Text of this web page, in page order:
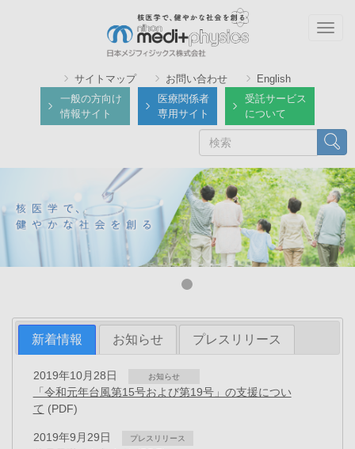
サイトマップ お問い合わせ
English
一般の方向け
情報サイト
医療関係者
専用サイト
受託サービス
について
検索
新着情報 お知らせ プレスリリース
2019年10月28日 お知らせ
「令和元年台風第15号および第19号」の支援につい
て (PDF)
2019年9月29日 プレスリリース